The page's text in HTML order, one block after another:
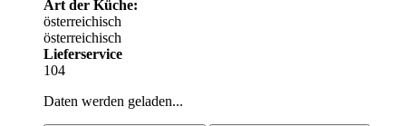
Art der Küche:
österreichisch
österreichisch
Lieferservice
104
Daten werden geladen...